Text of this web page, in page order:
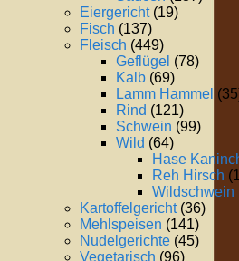
Eiergericht(19)
Fisch (137)
Fleisch (449)
Geflügel (78)
Kalb (69)
Lamm Hammel
Rind (121)
Schwein (99)
Wild (64)
Hase
Reh Hirsch
Wildschwein
Kartoffelgericht(36)
Mehlspeisen (141)
Nudelgerichte (45)
Vegetarisch (96)